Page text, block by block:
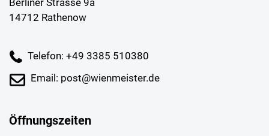
Berliner Strasse 9a
14712 Rathenow
Telefon: +49 3385 510380
Email: post@wienmeister.de
Öffnungszeiten